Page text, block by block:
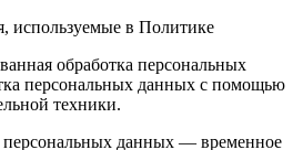
используемые в Политике
обработка персональных
персональных данных с помощью
техники.
персональных данных — временное